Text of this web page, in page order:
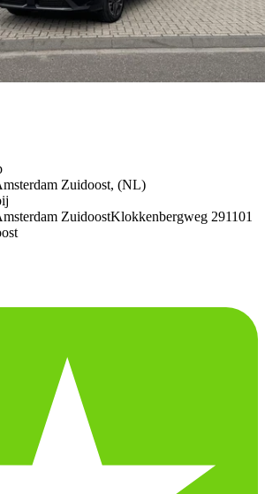
Zuidoost, (NL)
ZuidoostKlokkenbergweg 291101